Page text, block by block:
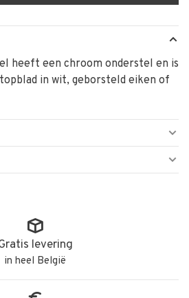
heeft een chroom onderstel en is
in wit, geborsteld eiken of
levering
in heel België